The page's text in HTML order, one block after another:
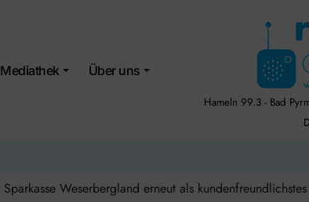
Mediathek Über uns
Hameln 99.3 - Bad
Sparkasse Weserbergland erneut als